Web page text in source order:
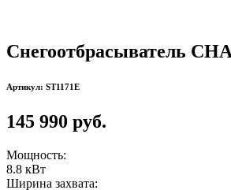
Снегоотбрасыватель
Артикул: ST1171E
145 990 руб.
Мощность:
8.8 кВт
Ширина захвата: